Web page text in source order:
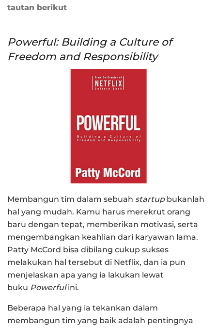
tautan berikut
Powerful: Building a Culture of
Freedom and Responsibility
Membangun tim dalam sebuah startupbukanlah
hal yang mudah. Kamu harus merekrut orang
baru dengan tepat, memberikan motivasi, serta
mengembangkan keahlian dari karyawan lama.
Patty McCord bisa dibilang cukup sukses
melakukan hal tersebut di Netflix, dan ia pun
menjelaskan apa yang ia lakukan lewat
buku Powerfulini.
Beberapa hal yang ia tekankan dalam
membangun tim yang baik adalah pentingnya